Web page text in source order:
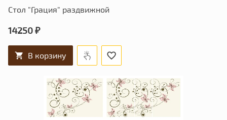
Стол "Грация" раздвижной
14250 ₽
В корзину